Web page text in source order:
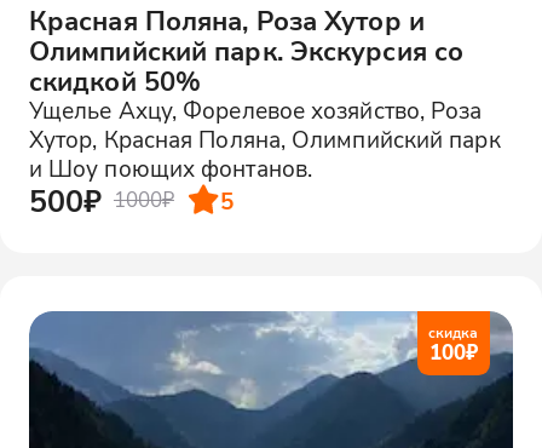
Красная Поляна, Роза Хутор и
Олимпийский парк. Экскурсия со
скидкой 50%
Ущелье Ахцу, Форелевое хозяйство, Роза
Хутор, Красная Поляна, Олимпийский парк
и Шоу поющих фонтанов.
500₽ 1000₽ 5
скидка
100₽